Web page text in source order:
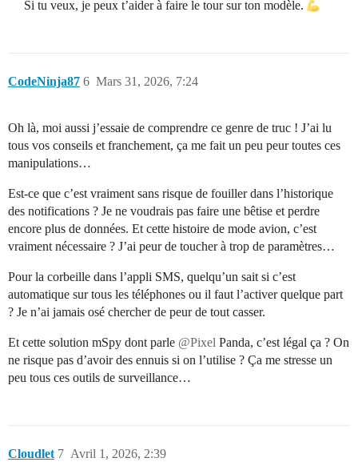
Si tu veux, je peux t’aider à faire le tour sur ton modèle.
CodeNinja87 Mars 31, 2026, 7:24
6
Oh là, moi aussi j’essaie de comprendre ce genre de truc ! J’ai lu
tous vos conseils et franchement, ça me fait un peu peur toutes ces
manipulations…
Est-ce que c’est vraiment sans risque de fouiller dans l’historique
des notifications ? Je ne voudrais pas faire une bêtise et perdre
encore plus de données. Et cette histoire de mode avion, c’est
vraiment nécessaire ? J’ai peur de toucher à trop de paramètres…
Pour la corbeille dans l’appli SMS, quelqu’un sait si c’est
automatique sur tous les téléphones ou il faut l’activer quelque part
? Je n’ai jamais osé chercher de peur de tout casser.
Et cette solution mSpy dont parle @Pixel Panda, c’est légal ça ? On
ne risque pas d’avoir des ennuis si on l’utilise ? Ça me stresse un
peu tous ces outils de surveillance…
Cloudlet Avril 1, 2026, 2:39
7